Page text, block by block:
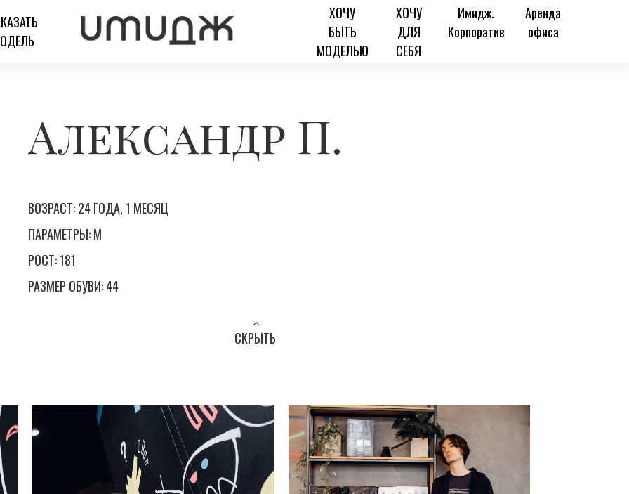
ХОЧУ
БЫТЬ
МОДЕЛЬЮ
ХОЧУ
ДЛЯ
СЕБЯ
Имидж.
Корпоратив
Аренда
офиса
Александр П.
ВОЗРАСТ: 24 ГОДА, 1 МЕСЯЦ
ПАРАМЕТРЫ: М
РОСТ: 181
РАЗМЕР ОБУВИ: 44
СКРЫТЬ